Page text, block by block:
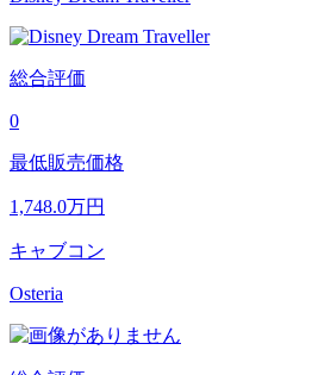
総合評価
0
最低販売価格
1,748.0万円
キャブコン
Osteria